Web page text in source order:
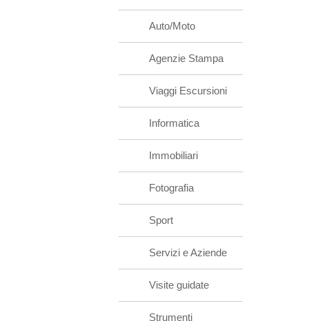
Auto/Moto
Agenzie Stampa
Viaggi Escursioni
Informatica
Immobiliari
Fotografia
Sport
Servizi e Aziende
Visite guidate
Strumenti